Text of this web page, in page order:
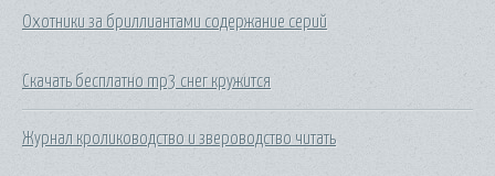
Охотники за бриллиантами содержание серий
Скачать бесплатно mp3 снег кружится
Журнал кролиководство и звероводство читать